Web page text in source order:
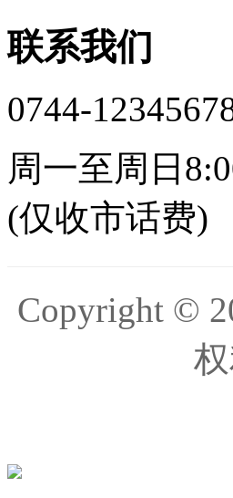
联系我们
0744-
周一至周日
(仅收市话费)
Copyright ©